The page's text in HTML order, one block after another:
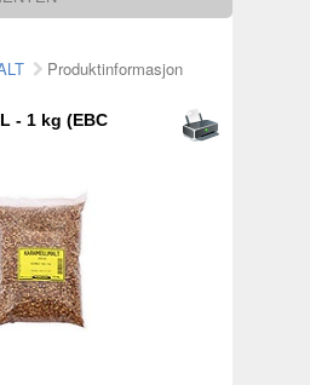
Produktinformasjon
- 1 kg (EBC